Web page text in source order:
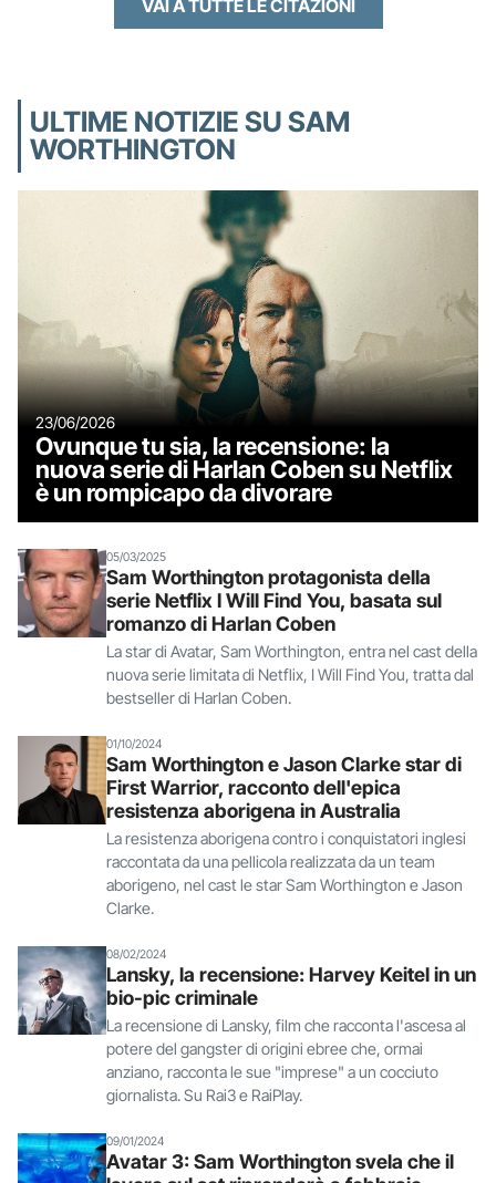
VAI A TUTTE LE CITAZIONI
ULTIME NOTIZIE SU SAM
WORTHINGTON
23/06/2026
Ovunque tu sia, la recensione: la
nuova serie di Harlan Coben su Netflix
è un rompicapo da divorare
05/03/2025
Sam Worthington protagonista della
serie Netflix I Will Find You, basata sul
romanzo di Harlan Coben
La star di Avatar, Sam Worthington, entra nel cast della
nuova serie limitata di Netflix, I Will Find You, tratta dal
bestseller di Harlan Coben.
01/10/2024
Sam Worthington e Jason Clarke star di
First Warrior, racconto dell'epica
resistenza aborigena in Australia
La resistenza aborigena contro i conquistatori inglesi
raccontata da una pellicola realizzata da un team
aborigeno, nel cast le star Sam Worthington e Jason
Clarke.
08/02/2024
Lansky, la recensione: Harvey Keitel in un
bio-pic criminale
La recensione di Lansky, film che racconta l'ascesa al
potere del gangster di origini ebree che, ormai
anziano, racconta le sue "imprese" a un cocciuto
giornalista. Su Rai3 e RaiPlay.
09/01/2024
Avatar 3: Sam Worthington svela che il